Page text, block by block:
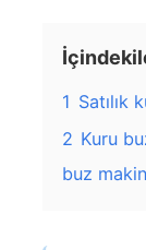
1 Satılık
2 Kuru
buz